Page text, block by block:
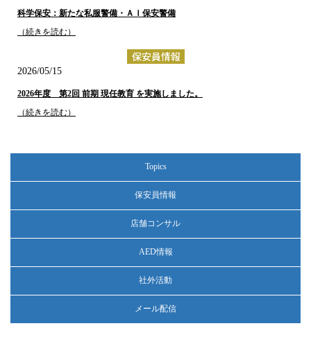
科学保安：新たな私服警備・ＡＩ保安警備
（続きを読む）
2026/05/15
2026年度 第2回 前期 現任教育 を実施しました。
（続きを読む）
2026/04/17
2026年度 第1回 前期 現任教育 を実施しました。
2025年度 第5回 後期 現任教育 を実施しました。
Topics
保安員情報
店舗コンサル
AED情報
社外活動
メール配信